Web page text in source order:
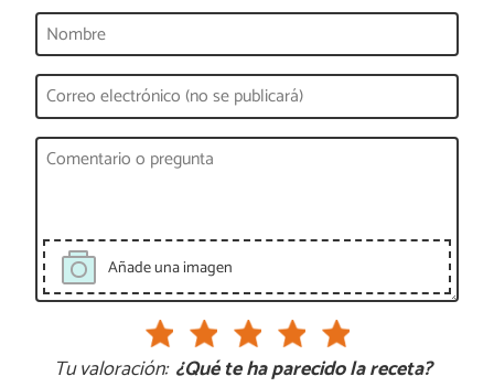
Añade una imagen
Tu valoración: ¿Qué te ha parecido la receta?